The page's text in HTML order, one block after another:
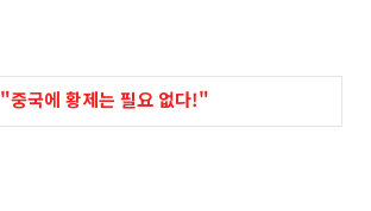
"중국에 황제는 필요 없다!"